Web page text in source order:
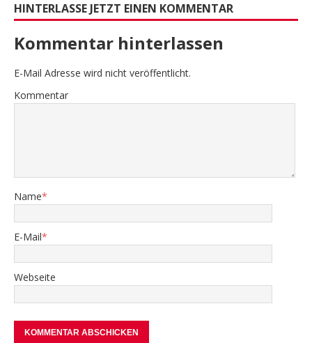
HINTERLASSE JETZT EINEN KOMMENTAR
Kommentar hinterlassen
E-Mail Adresse wird nicht veröffentlicht.
Kommentar
Name*
E-Mail*
Webseite